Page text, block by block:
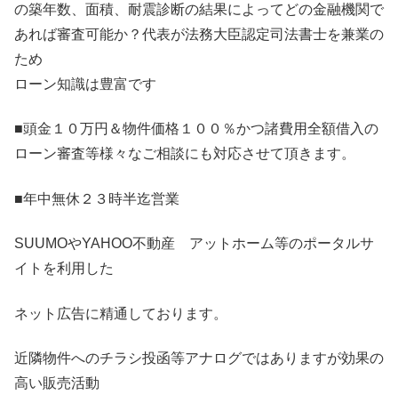
の築年数、面積、耐震診断の結果によってどの金融機関で
あれば審査可能か？代表が法務大臣認定司法書士を兼業の
ため
ローン知識は豊富です
■頭金１０万円＆物件価格１００％かつ諸費用全額借入の
ローン審査等様々なご相談にも対応させて頂きます。
■年中無休２３時半迄営業
SUUMOやYAHOO不動産 アットホーム等のポータルサ
イトを利用した
ネット広告に精通しております。
近隣物件へのチラシ投函等アナログではありますが効果の
高い販売活動